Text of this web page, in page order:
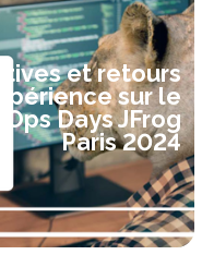
et retours
sur le
Days JFrog
Paris 2024